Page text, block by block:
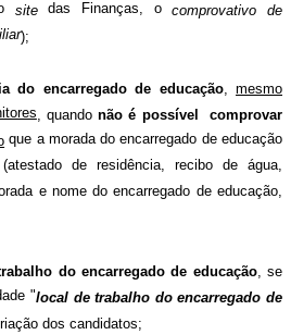
sitedas Finanças, ocomprovativo de
);
do encarregado de educação,mesmo
, quandonão é possível
comprovar
que a morada do encarregado de educação
de residência, recibo de água,
e nome do encarregado de educação,
do encarregado de educação, se
"local de trabalho do encarregado de
dos candidatos;